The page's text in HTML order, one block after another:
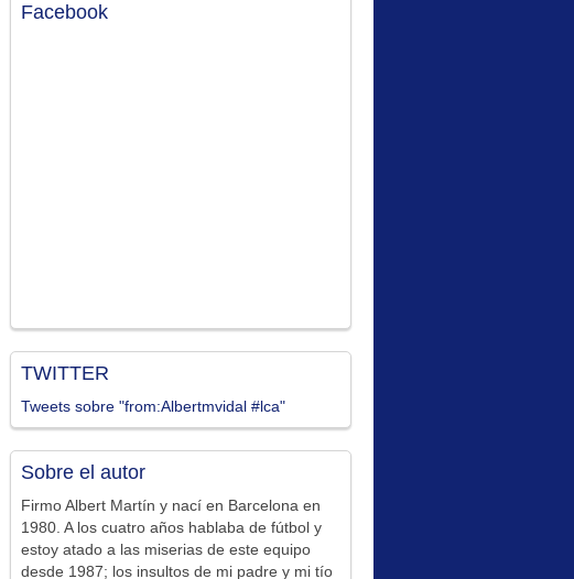
Facebook
TWITTER
Tweets sobre "from:Albertmvidal #lca"
Sobre el autor
Firmo Albert Martín y nací en Barcelona en
1980. A los cuatro años hablaba de fútbol y
estoy atado a las miserias de este equipo
desde 1987; los insultos de mi padre y mi tío